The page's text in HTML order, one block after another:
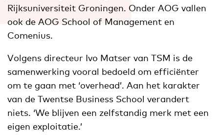
Rijksuniversiteit Groningen. Onder AOG vallen
ook de AOG School of Management en
Comenius.
Volgens directeur Ivo Matser van TSM is de
samenwerking vooral bedoeld om efficiënter
om te gaan met ‘overhead’. Aan het karakter
van de Twentse Business School verandert
niets. ‘We blijven een zelfstandig merk met een
eigen exploitatie.’